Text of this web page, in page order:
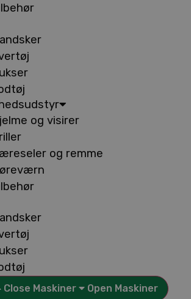
og visirer
og remme
Close Maskiner Open Maskiner